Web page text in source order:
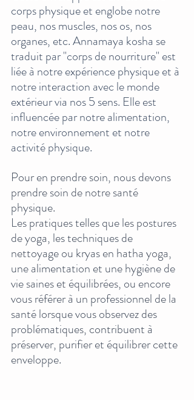
corps physique et englobe notre
peau, nos muscles, nos os, nos
organes, etc. Annamaya kosha se
traduit par "corps de nourriture" est
liée à notre expérience physique et à
notre interaction avec le monde
extérieur via nos 5 sens. Elle est
influencée par notre alimentation,
notre environnement et notre
activité physique.
Pour en prendre soin, nous devons
prendre soin de notre santé
physique.
Les pratiques telles que les postures
de yoga, les techniques de
nettoyage ou kryas en hatha yoga,
une alimentation et une hygiène de
vie saines et équilibrées, ou encore
vous référer à un professionnel de la
santé lorsque vous observez des
problématiques, contribuent à
préserver, purifier et équilibrer cette
enveloppe.